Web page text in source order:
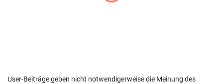
User-Beiträge geben nicht notwendigerweise die Meinung des